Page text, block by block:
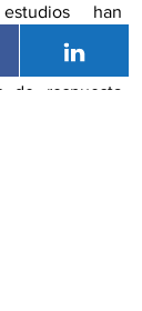
han
de ≥ 30 % en
tercios de los
de respuesta